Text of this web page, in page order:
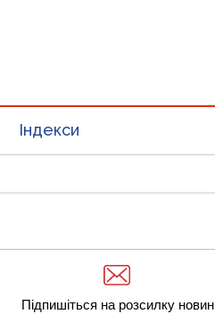
Індекси
Підпишіться на розсилку новин